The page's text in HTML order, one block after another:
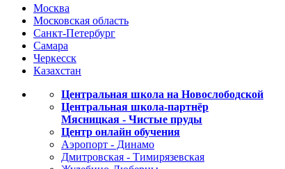
Москва
Московская область
Санкт-Петербург
Самара
Черкесск
Казахстан
Центральная школа на Новослободской
Центральная школа-партнёр
Мясницкая - Чистые пруды
Центр онлайн обучения
Аэропорт - Динамо
Дмитровская - Тимирязевская